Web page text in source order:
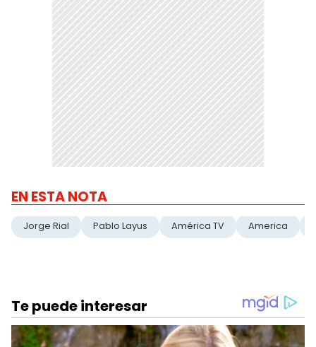
EN ESTA NOTA
Jorge Rial Pablo Layus América TV America